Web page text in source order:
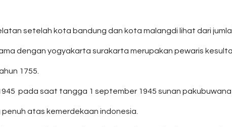
setelah kota bandung dan kota malangdi lihat dari
dengan yogyakarta surakarta merupakan pewaris
1755.
pada saat tangga 1 september 1945 sunan pakubuwana
atas kemerdekaan indonesia.